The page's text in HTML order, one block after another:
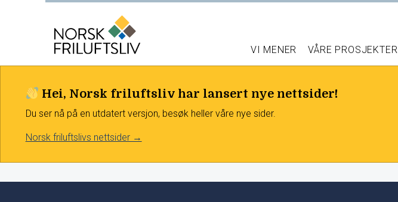
Hei, Norsk friluftsliv har lansert nye nettsider!
Du ser nå på en utdatert versjon, besøk heller våre nye sider.
Norsk friluftslivs nettsider →
VI MENER VÅRE PROSJEKTER